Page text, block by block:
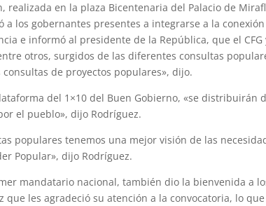
realizada en la plaza Bicentenaria del Palacio de
a los gobernantes presentes a integrarse a la
e informó al presidente de la República, que el
otros, surgidos de las diferentes consultas
de proyectos populares», dijo.
del 1×10 del Buen Gobierno, «se
el pueblo», dijo Rodríguez.
populares tenemos una mejor visión de las
Popular», dijo Rodríguez.
mandatario nacional, también dio la bienvenida a
que les agradeció su atención a la convocatoria, lo